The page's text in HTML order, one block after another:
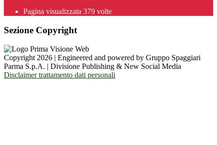
Pagina visualizzata 379 volte
Sezione Copyright
Copyright 2026 | Engineered and powered by Gruppo Spaggiari
Parma S.p.A. | Divisione Publishing & New Social Media
Disclaimer trattamento dati personali